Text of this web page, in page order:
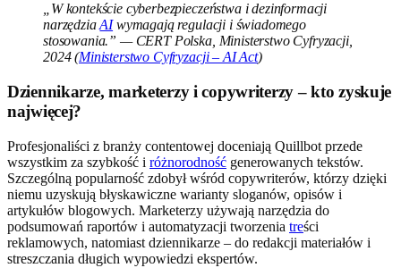
„W kontekście cyberbezpieczeństwa i dezinformacji
narzędziaAIwymagają regulacji i świadomego
stosowania.” — CERT Polska, Ministerstwo Cyfryzacji,
2024 (Ministerstwo Cyfryzacji – AI Act)
Dziennikarze, marketerzy i copywriterzy – kto zyskuje
najwięcej?
Profesjonaliści z branży contentowej doceniają Quillbot przede
wszystkim za szybkość i różnorodność generowanych tekstów.
Szczególną popularność zdobył wśród copywriterów, którzy dzięki
niemu uzyskują błyskawiczne warianty sloganów, opisów i
artykułów blogowych. Marketerzy używają narzędzia do
podsumowań raportów i automatyzacji tworzenia treści
reklamowych, natomiast dziennikarze – do redakcji materiałów i
streszczania długich wypowiedzi ekspertów.